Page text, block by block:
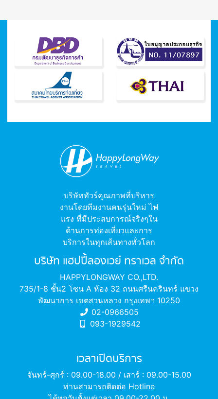
บริษัททัวร์คุณภาพที่บริหาร
งานโดยทีมงานคนรุ่นใหม่ ไฟ
แรง ที่มีประสบการณ์จริงๆใน
ด้านการท่องเที่ยวและการ
บริการในทุกเส้นทางทั่วโลก
บริษัท แฮปปี้ลองเวย์ ทราเวล จำกัด
HAPPYLONGWAY CO.,LTD.
735/1-8 ชั้น2 โซน A ห้อง 32 ถนนศรีนครินทร์ แขวง
พัฒนาการ เขตสวนหลวง กรุงเทพฯ 10250
02-0966505
093-1929542
เวลาเปิดบริการ
จันทร์-ศุกร์ : 09.00-18.00 / เสาร์ : 09.00-15.00
ท่านสามารถติดต่อ Hotline